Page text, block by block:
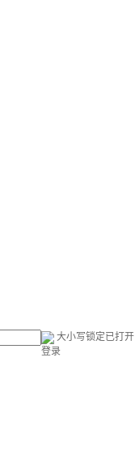
大小写锁定已打开
登录